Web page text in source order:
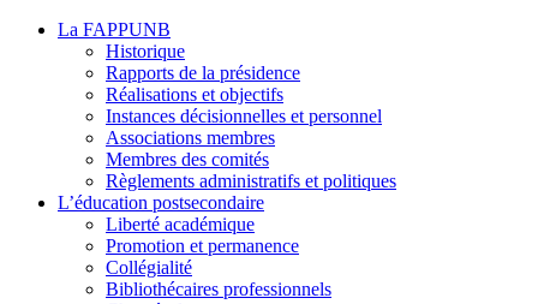
La FAPPUNB
Historique
Rapports de la présidence
Réalisations et objectifs
Instances décisionnelles et personnel
Associations membres
Membres des comités
Règlements administratifs et politiques
L’éducation postsecondaire
Liberté académique
Promotion et permanence
Collégialité
Bibliothécaires professionnels